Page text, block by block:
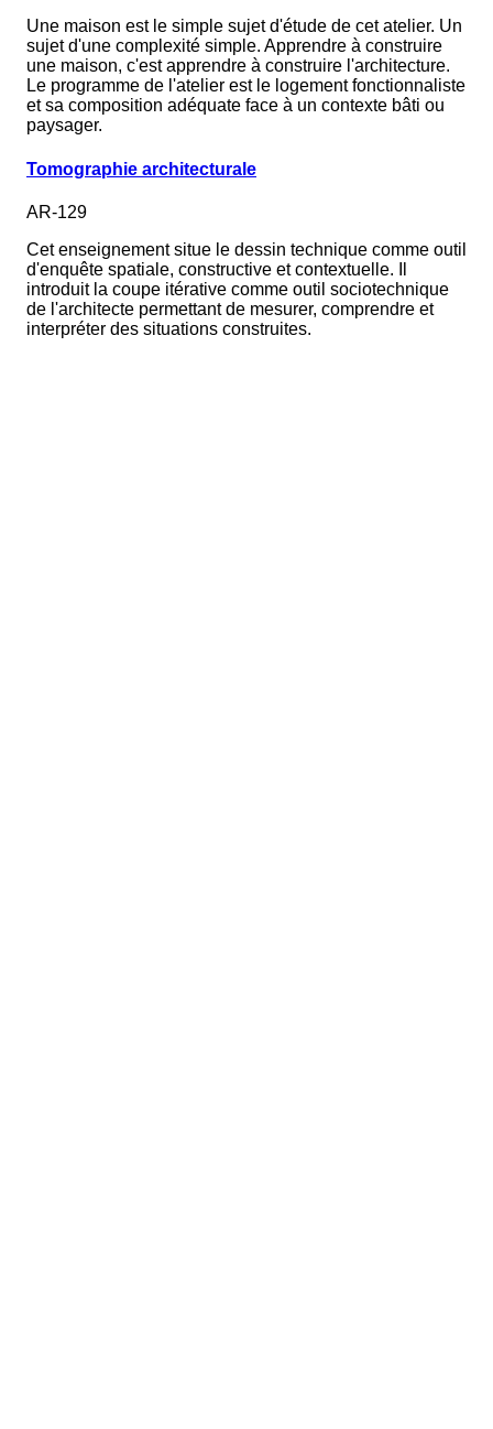
Une maison est le simple sujet d'étude de cet atelier. Un
sujet d'une complexité simple. Apprendre à construire
une maison, c'est apprendre à construire l'architecture.
Le programme de l'atelier est le logement fonctionnaliste
et sa composition adéquate face à un contexte bâti ou
paysager.
Tomographie architecturale
AR-129
Cet enseignement situe le dessin technique comme outil
d'enquête spatiale, constructive et contextuelle. Il
introduit la coupe itérative comme outil sociotechnique
de l'architecte permettant de mesurer, comprendre et
interpréter des situations construites.